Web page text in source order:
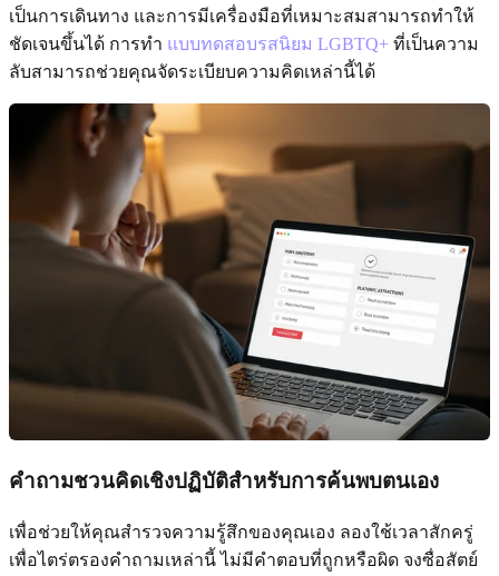
เป็นการเดินทาง และการมีเครื่องมือที่เหมาะสมสามารถทำให้
ชัดเจนขึ้นได้ การทำ แบบทดสอบรสนิยม LGBTQ+ ที่เป็นความ
ลับสามารถช่วยคุณจัดระเบียบความคิดเหล่านี้ได้
คำถามชวนคิดเชิงปฏิบัติสำหรับการค้นพบตนเอง
เพื่อช่วยให้คุณสำรวจความรู้สึกของคุณเอง ลองใช้เวลาสักครู่
เพื่อไตร่ตรองคำถามเหล่านี้ ไม่มีคำตอบที่ถูกหรือผิด จงซื่อสัตย์